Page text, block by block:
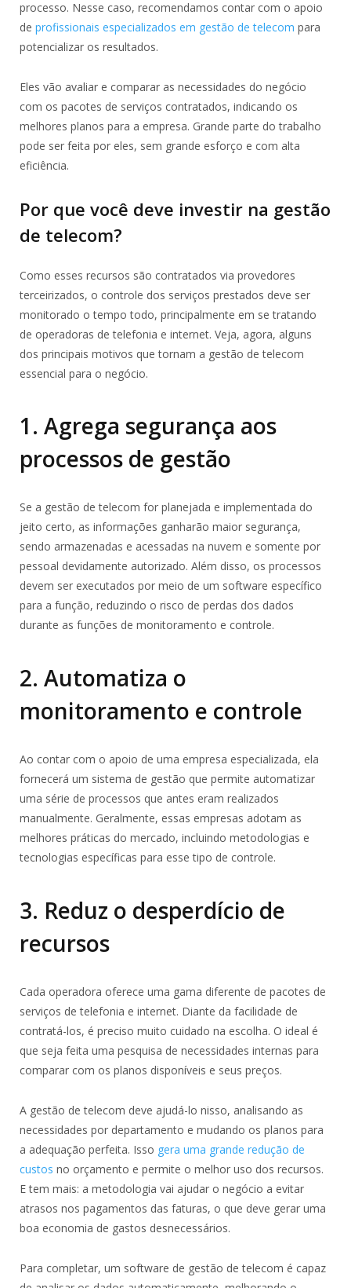
processo. Nesse caso, recomendamos contar com o apoio
de profissionais especializados em gestão de telecom para
potencializar os resultados.
Eles vão avaliar e comparar as necessidades do negócio
com os pacotes de serviços contratados, indicando os
melhores planos para a empresa. Grande parte do trabalho
pode ser feita por eles, sem grande esforço e com alta
eficiência.
Por que você deve investir na gestão
de telecom?
Como esses recursos são contratados via provedores
terceirizados, o controle dos serviços prestados deve ser
monitorado o tempo todo, principalmente em se tratando
de operadoras de telefonia e internet. Veja, agora, alguns
dos principais motivos que tornam a gestão de telecom
essencial para o negócio.
1. Agrega segurança aos
processos de gestão
Se a gestão de telecom for planejada e implementada do
jeito certo, as informações ganharão maior segurança,
sendo armazenadas e acessadas na nuvem e somente por
pessoal devidamente autorizado. Além disso, os processos
devem ser executados por meio de um software específico
para a função, reduzindo o risco de perdas dos dados
durante as funções de monitoramento e controle.
2. Automatiza o
monitoramento e controle
Ao contar com o apoio de uma empresa especializada, ela
fornecerá um sistema de gestão que permite automatizar
uma série de processos que antes eram realizados
manualmente. Geralmente, essas empresas adotam as
melhores práticas do mercado, incluindo metodologias e
tecnologias específicas para esse tipo de controle.
3. Reduz o desperdício de
recursos
Cada operadora oferece uma gama diferente de pacotes de
serviços de telefonia e internet. Diante da facilidade de
contratá-los, é preciso muito cuidado na escolha. O ideal é
que seja feita uma pesquisa de necessidades internas para
comparar com os planos disponíveis e seus preços.
A gestão de telecom deve ajudá-lo nisso, analisando as
necessidades por departamento e mudando os planos para
a adequação perfeita. Isso gera uma grande redução de
custos no orçamento e permite o melhor uso dos recursos.
E tem mais: a metodologia vai ajudar o negócio a evitar
atrasos nos pagamentos das faturas, o que deve gerar uma
boa economia de gastos desnecessários.
Para completar, um software de gestão de telecom é capaz